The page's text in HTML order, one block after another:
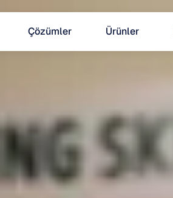
Çözümler Ürünler